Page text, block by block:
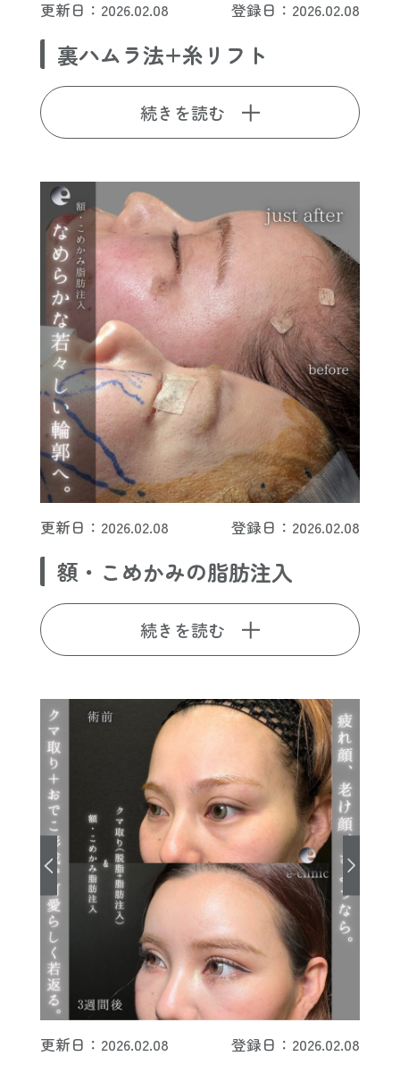
更新日：2026.02.08 登録日：2026.02.08
裏ハムラ法+糸リフト
続きを読む
更新日：2026.02.08 登録日：2026.02.08
額・こめかみの脂肪注入
続きを読む
更新日：2026.02.08 登録日：2026.02.08